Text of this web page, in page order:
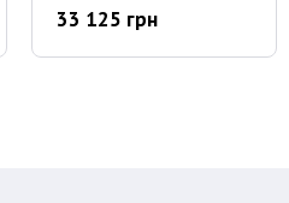
33 125 грн